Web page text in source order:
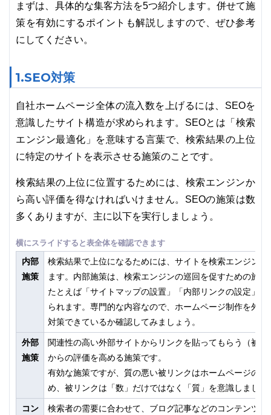
まずは、具体的な集客方法を5つ紹介します。併せて施
策を有効にするポイントも解説しますので、ぜひ参考
にしてください。
1.SEO対策
自社ホームページ全体の流入数を上げるには、SEOを
意識したサイト構造が求められます。SEOとは「検索
エンジン最適化」を意味する言葉で、検索結果の上位
に特定のサイトを表示させる施策のことです。
検索結果の上位に位置するためには、検索エンジンか
ら高い評価を得なければいけません。SEOの施策は数
多くありますが、主に以下を実行しましょう。
内部
施策
検索結果で上位になるためには、サイトを検索エンジン
ます。内部施策は、検索エンジンの巡回を促すための施策
たとえば「サイトマップの設置」「内部リンクの設定」
られます。専門的な内容なので、ホームページ制作を外
対策できているか確認してみましょう。
外部
施策
関連性の高い外部サイトからリンクを貼ってもらう（被
からの評価を高める施策です。
有効な施策ですが、質の悪い被リンクはホームページの
め、被リンクは「数」だけではなく「質」を意識しましょ
コン
検索者の需要に合わせて、ブログ記事などのコンテンツ